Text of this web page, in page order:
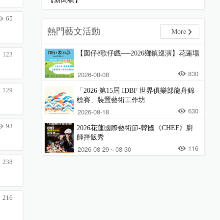
65
123
129
93
238
216
熱門藝文活動 More
【囡仔ê歌仔戲──2026鄉鎮巡演】花蓮場
2026-08-08 830
「2026 第15屆 IDBF 世界俱樂部龍舟錦
標賽」裝置藝術工作坊
2026-08-18 630
2026花蓮國際藝術節-韓國《CHEF》廚
師拌飯秀
2026-08-29～08-30 116